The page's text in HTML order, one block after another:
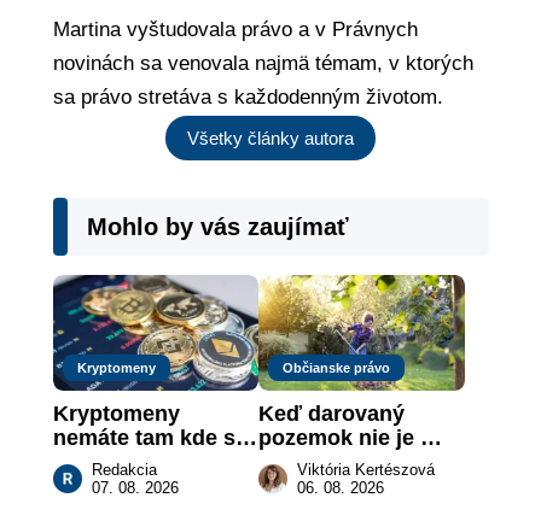
Martina vyštudovala právo a v Právnych
novinách sa venovala najmä témam, v ktorých
sa právo stretáva s každodenným životom.
Všetky články autora
Mohlo by vás zaujímať
Kryptomeny
Kryptomeny
nemáte tam kde si
myslíte: Viete, kde
sa naozaj
Redakcia
07. 08. 2026
Občianske právo
Keď darovaný
pozemok nie je
„hotová vec“: kedy
môže darca žiadať
Viktória Kertészová
06. 08. 2026